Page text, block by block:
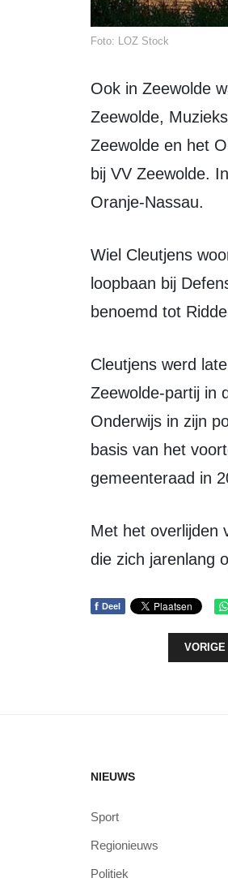
Foto: LOZ Stock
Ook in Zeewolde was Van Schajik actief. Hij was betrokken bij Rotaryclub
Zeewolde,
Zeewolde en het
bij VV Zeewolde.
Oranje-Nassau.
Wiel Cleutjens woonde sinds 1985 in Zeewolde. Daarvoor had hij een lange
loopbaan bij
benoemd tot
Cleutjens werd later actief in de lokale politiek. In 1998 kwam hij met de
Zeewolde-partij in
Onderwijs in zijn
basis van het
gemeenteraad in
Met het overlijden van Van Schajik en Cleutjens verliest Zeewolde twee inwoners
die zich jarenlang
f Deel
VORIG
VORIGE
NIEUWS
Sport
Regionieuws
Politiek